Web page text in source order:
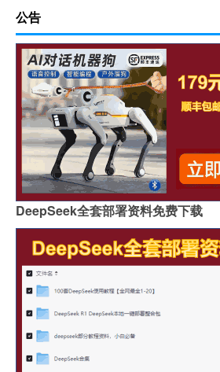
公告
DeepSeek全套部署资料免费下载